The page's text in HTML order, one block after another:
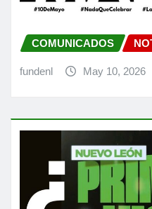
COMUNICADOS
fundenl May 10, 2026